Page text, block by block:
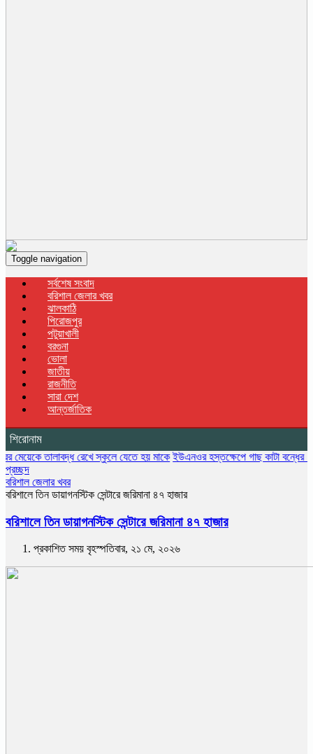
Toggle navigation
সর্বশেষ সংবাদ
বরিশাল জেলার খবর
ঝালকাঠি
পিরোজপুর
পটুয়াখালী
বরগুনা
ভোলা
জাতীয়
রাজনীতি
সারা দেশ
আন্তর্জাতিক
শিরোনাম
রেখে স্কুলে যেতে হয় মাকে ইউএনওর হস্তক্ষেপে গাছ কাটা বন্ধের ১৩ দিন পর
প্রচ্ছদ
বরিশাল জেলার খবর
বরিশালে তিন ডায়াগনস্টিক সেন্টারে জরিমানা ৪৭ হাজার
বরিশালে তিন ডায়াগনস্টিক সেন্টারে জরিমানা ৪৭ হাজার
প্রকাশিত সময় বৃহস্পতিবার, ২১ মে, ২০২৬